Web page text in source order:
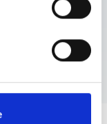
Marcelińska
Poznań